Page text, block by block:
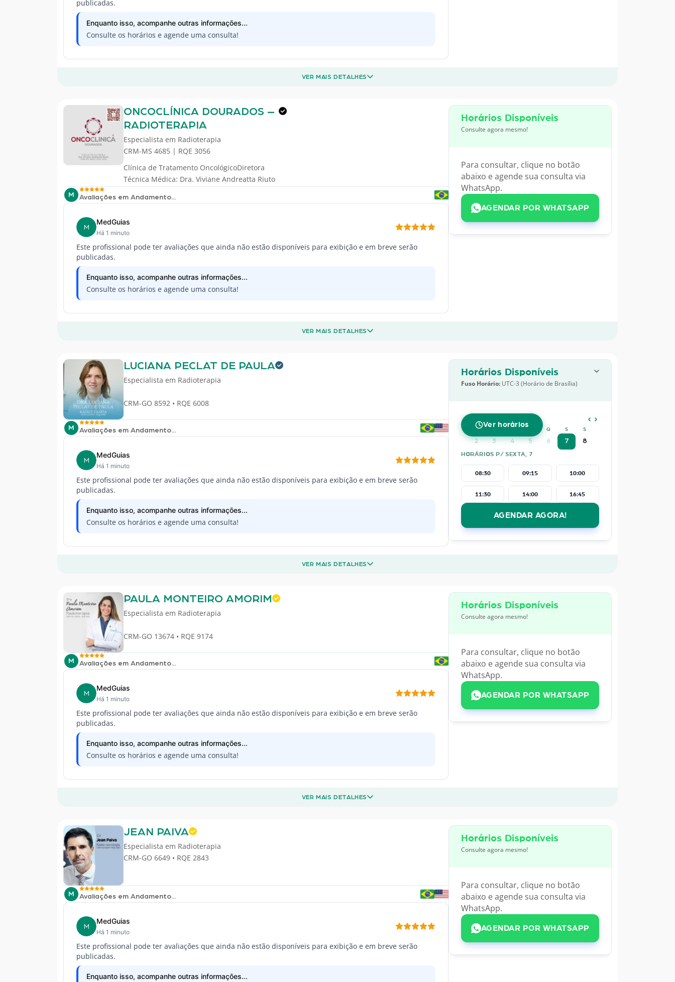
publicadas.
Enquanto isso, acompanhe outras informações...
Consulte os horários e agende uma consulta!
VER MAIS DETALHES
ONCOCLÍNICA DOURADOS –
RADIOTERAPIA
Especialista em Radioterapia
CRM-MS 4685 | RQE 3056
Clínica de Tratamento OncológicoDiretora
Técnica Médica: Dra. Viviane Andreatta Riuto
M Avaliações em Andamento...
M
MedGuias
Há 1 minuto
Este profissional pode ter avaliações que ainda não estão disponíveis para exibição e em breve serão
publicadas.
Enquanto isso, acompanhe outras informações...
Consulte os horários e agende uma consulta!
Horários Disponíveis
Consulte agora mesmo!
Para consultar, clique no botão
abaixo e agende sua consulta via
WhatsApp.
AGENDAR POR WHATSAPP
VER MAIS DETALHES
LUCIANA PECLAT DE PAULA
Especialista em Radioterapia
CRM-GO 8592 • RQE 6008
M Avaliações em Andamento...
M
MedGuias
Há 1 minuto
Este profissional pode ter avaliações que ainda não estão disponíveis para exibição e em breve serão
publicadas.
Enquanto isso, acompanhe outras informações...
Consulte os horários e agende uma consulta!
Horários Disponíveis
Fuso Horário: UTC-3 (Horário de Brasília)
Ver horários
AGOSTO 2026
D Q S S
2 3 4 5 6 7 8
HORÁRIOS P/ SEXTA, 7
08:30 09:15 10:00
11:30 14:00 16:45
AGENDAR AGORA!
VER MAIS DETALHES
PAULA MONTEIRO AMORIM
Especialista em Radioterapia
CRM-GO 13674 • RQE 9174
M Avaliações em Andamento...
M
MedGuias
Há 1 minuto
Este profissional pode ter avaliações que ainda não estão disponíveis para exibição e em breve serão
publicadas.
Enquanto isso, acompanhe outras informações...
Consulte os horários e agende uma consulta!
Horários Disponíveis
Consulte agora mesmo!
Para consultar, clique no botão
abaixo e agende sua consulta via
WhatsApp.
AGENDAR POR WHATSAPP
VER MAIS DETALHES
JEAN PAIVA
Especialista em Radioterapia
CRM-GO 6649 • RQE 2843
M Avaliações em Andamento...
M
MedGuias
Há 1 minuto
Este profissional pode ter avaliações que ainda não estão disponíveis para exibição e em breve serão
publicadas.
Enquanto isso, acompanhe outras informações...
Horários Disponíveis
Consulte agora mesmo!
Para consultar, clique no botão
abaixo e agende sua consulta via
WhatsApp.
AGENDAR POR WHATSAPP